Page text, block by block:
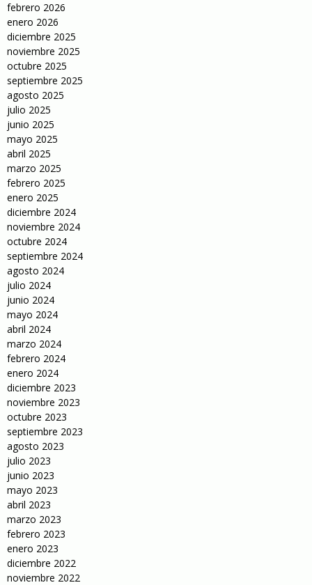
febrero 2026
enero 2026
diciembre 2025
noviembre 2025
octubre 2025
septiembre 2025
agosto 2025
julio 2025
junio 2025
mayo 2025
abril 2025
marzo 2025
febrero 2025
enero 2025
diciembre 2024
noviembre 2024
octubre 2024
septiembre 2024
agosto 2024
julio 2024
junio 2024
mayo 2024
abril 2024
marzo 2024
febrero 2024
enero 2024
diciembre 2023
noviembre 2023
octubre 2023
septiembre 2023
agosto 2023
julio 2023
junio 2023
mayo 2023
abril 2023
marzo 2023
febrero 2023
enero 2023
diciembre 2022
noviembre 2022